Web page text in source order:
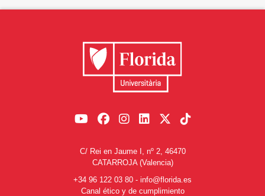
C/ Rei en Jaume I, nº 2, 46470
CATARROJA (Valencia)
+34 96 122 03 80 - info@florida.es
Canal ético y de cumplimiento